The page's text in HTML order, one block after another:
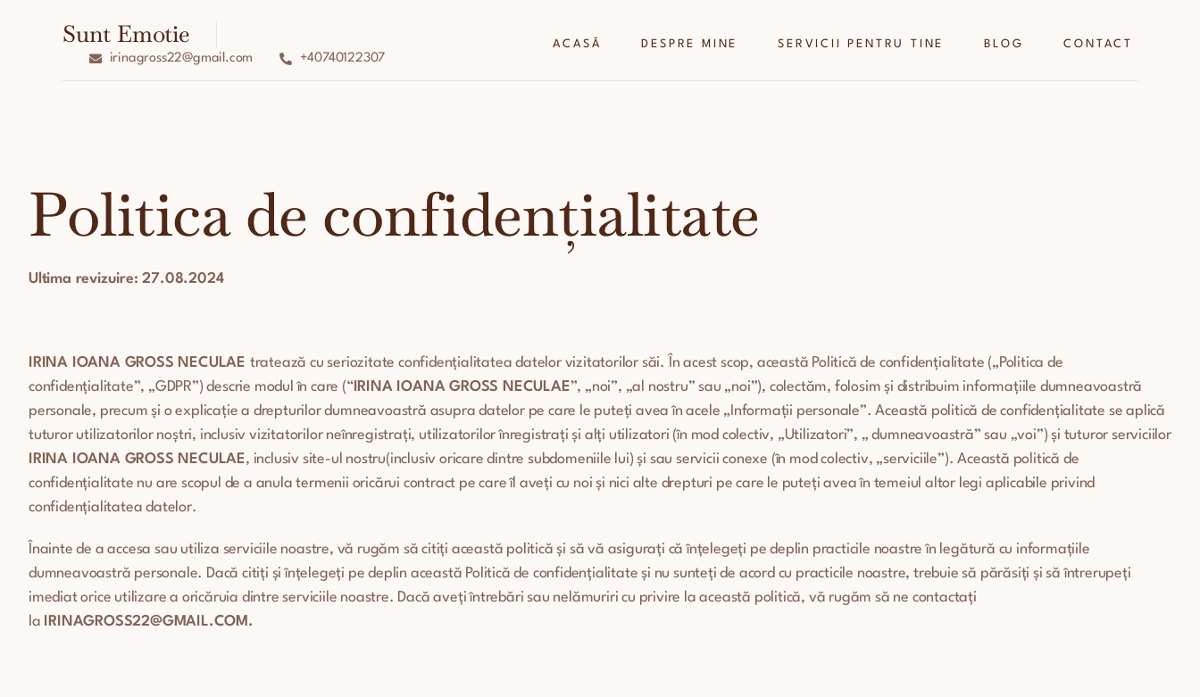
Sunt Emotie
irinagross22@gmail.com +40740122307
ACASĂ DESPRE MINE SERVICII PENTRU TINE BLOG CONTACT
Politica de confidențialitate
Ultima revizuire: 27.08.2024
IRINA IOANA GROSS NECULAE tratează cu seriozitate confidențialitatea datelor vizitatorilor săi. În acest scop, această Politică de confidențialitate („Politica de
confidențialitate”, „GDPR”) descrie modul în care (“IRINA IOANA GROSS NECULAE”, „noi”, „al nostru” sau „noi”), colectăm, folosim și distribuim informațiile dumneavoastră
personale, precum și o explicație a drepturilor dumneavoastră asupra datelor pe care le puteți avea în acele „Informații personale”. Această politică de confidențialitate se aplică
tuturor utilizatorilor noștri, inclusiv vizitatorilor neînregistrați, utilizatorilor înregistrați și alți utilizatori (în mod colectiv, „Utilizatori”, „ dumneavoastră” sau „voi”) și tuturor serviciilor
IRINA IOANA GROSS NECULAE, inclusiv site-ul nostru(inclusiv oricare dintre subdomeniile lui) și sau servicii conexe (în mod colectiv, „serviciile”). Această politică de
confidențialitate nu are scopul de a anula termenii oricărui contract pe care îl aveți cu noi și nici alte drepturi pe care le puteți avea în temeiul altor legi aplicabile privind
confidențialitatea datelor.
Înainte de a accesa sau utiliza serviciile noastre, vă rugăm să citiți această politică și să vă asigurați că înțelegeți pe deplin practicile noastre în legătură cu informațiile
dumneavoastră personale. Dacă citiți și înțelegeți pe deplin această Politică de confidențialitate și nu sunteți de acord cu practicile noastre, trebuie să părăsiți și să întrerupeți
imediat orice utilizare a oricăruia dintre serviciile noastre. Dacă aveți întrebări sau nelămuriri cu privire la această politică, vă rugăm să ne contactați
la
IRINAGROSS22@GMAIL.COM.